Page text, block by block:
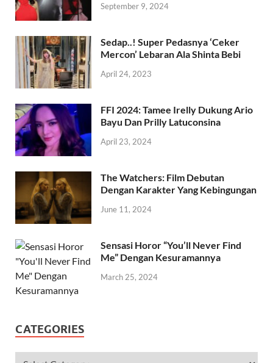
September 9, 2024
Sedap..! Super Pedasnya ‘Ceker
Mercon’ Lebaran Ala Shinta Bebi
April 24, 2023
FFI 2024: Tamee Irelly Dukung Ario
Bayu Dan Prilly Latuconsina
April 23, 2024
The Watchers: Film Debutan
Dengan Karakter Yang Kebingungan
June 11, 2024
Sensasi Horor “You’ll Never Find
Me” Dengan Kesuramannya
March 25, 2024
CATEGORIES